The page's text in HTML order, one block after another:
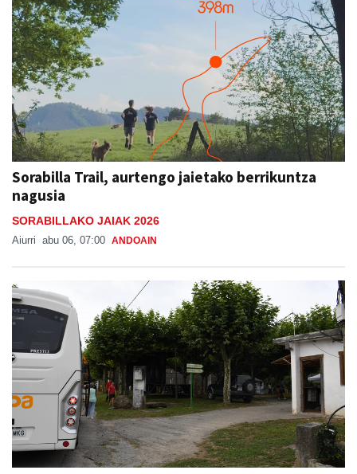
Sorabilla Trail, aurtengo jaietako berrikuntza
nagusia
SORABILLAKO JAIAK 2026
Aiurri abu 06, 07:00 ANDOAIN